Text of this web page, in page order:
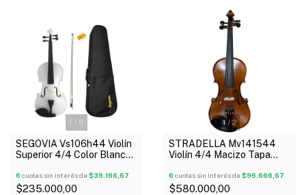
1 / 5
SEGOVIA Vs106h44 Violín
Superior 4/4 Color Blanco
6 cuotas sin interés de$39.166,67
$235.000,00
1/ 2
STRADELLA Mv141544
Violín 4/4 Macizo Tapa
Carved
6 cuotas sin interés de$96.666,67
$580.000,00